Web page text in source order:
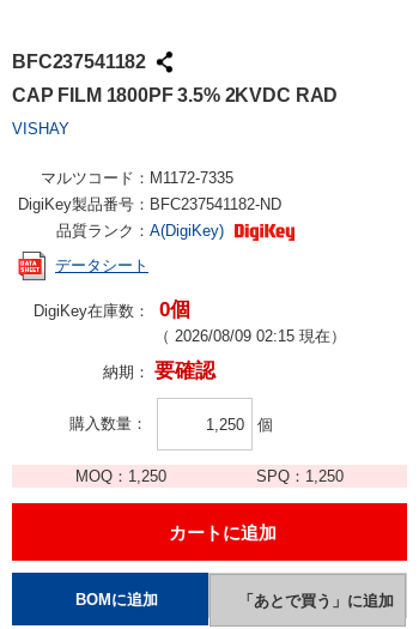
BFC237541182
CAP FILM 1800PF 3.5% 2KVDC RAD
VISHAY
マルツコード： M1172-7335
DigiKey製品番号： BFC237541182-ND
品質ランク： A(DigiKey)
データシート
DigiKey在庫数： 0個
（ 2026/08/09 02:15 現在）
納期： 要確認
購入数量 個
MOQ： 1,250 SPQ： 1,250